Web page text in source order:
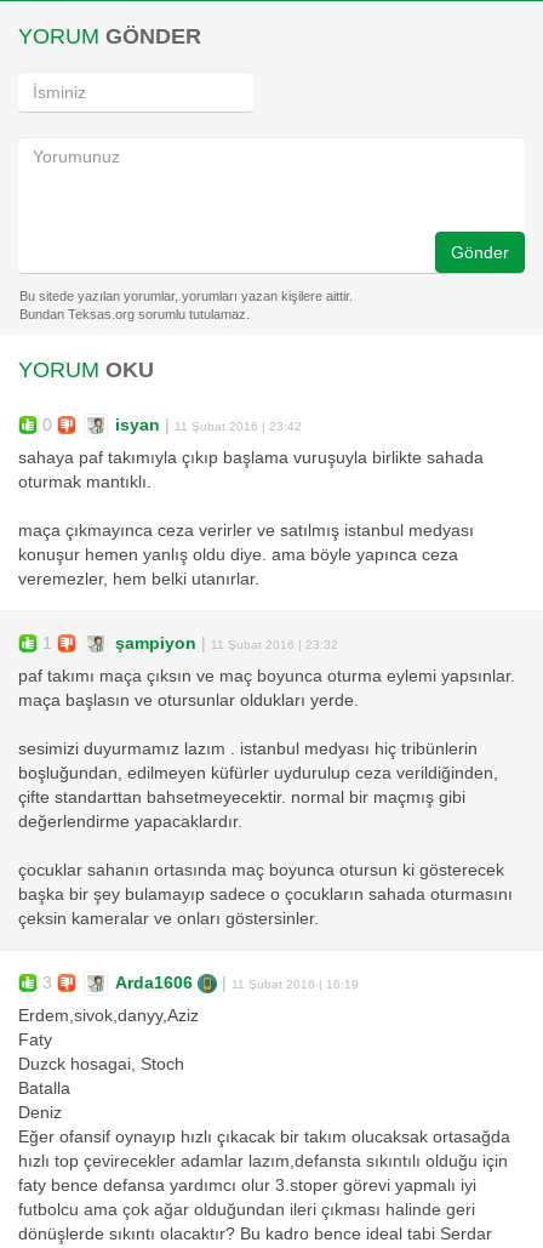
YORUM GÖNDER
Gönder
YORUM OKU
0 isyan 11 Şubat 2016 | 23:42
sahaya paf takımıyla çıkıp başlama vuruşuyla birlikte sahada
oturmak mantıklı.
maça çıkmayınca ceza verirler ve satılmış istanbul medyası
konuşur hemen yanlış oldu diye. ama böyle yapınca ceza
veremezler, hem belki utanırlar.
1 şampiyon 11 Şubat 2016 | 23:32
paf takımı maça çıksın ve maç boyunca oturma eylemi yapsınlar.
maça başlasın ve otursunlar oldukları yerde.
sesimizi duyurmamız lazım . istanbul medyası hiç tribünlerin
boşluğundan, edilmeyen küfürler uydurulup ceza verildiğinden,
çifte standarttan bahsetmeyecektir. normal bir maçmış gibi
değerlendirme yapacaklardır.
çocuklar sahanın ortasında maç boyunca otursun ki gösterecek
başka bir şey bulamayıp sadece o çocukların sahada oturmasını
çeksin kameralar ve onları göstersinler.
3 Arda1606 11 Şubat 2016 | 16:19
Erdem,sivok,danyy,Aziz
Faty
Duzck hosagai, Stoch
Batalla
Deniz
Eğer ofansif oynayıp hızlı çıkacak bir takım olucaksak ortasağda
hızlı top çevirecekler adamlar lazım,defansta sıkıntılı olduğu için
faty bence defansa yardımcı olur 3.stoper görevi yapmalı iyi
futbolcu ama çok ağar olduğundan ileri çıkması halinde geri
dönüşlerde sıkıntı olacaktır? Bu kadro bence ideal tabi Serdar